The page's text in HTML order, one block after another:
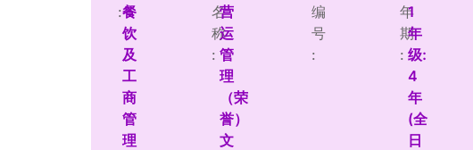
:餐
饮
及
工
商
管
理
名
称
:
营
运
管
理
（荣
誉）
文
编
号
:
年
期
:
1
年
级:
4
年
(全
日